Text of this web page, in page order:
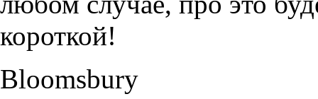
короткой!
Bloomsbury